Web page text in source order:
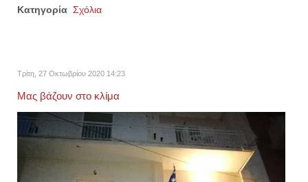
Κατηγορία Σχόλια
Τρίτη, 27 Οκτωβρίου 2020 14:23
Μας βάζουν στο κλίμα